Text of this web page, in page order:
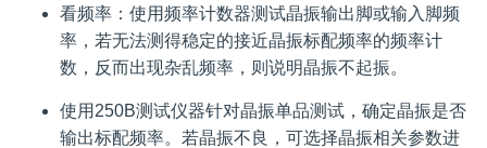
看频率：使用频率计数器测试晶振输出脚或输入脚频
率，若无法测得稳定的接近晶振标配频率的频率计
数，反而出现杂乱频率，则说明晶振不起振。
使用250B测试仪器针对晶振单品测试，确定晶振是否
输出标配频率。若晶振不良，可选择晶振相关参数进